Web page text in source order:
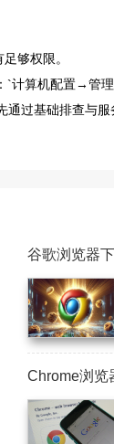
够权限。
`计算机配置→管
过基础排查与
谷歌浏览器
Chrome浏览